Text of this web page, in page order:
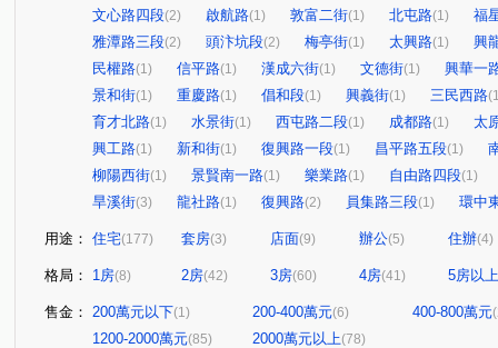
文心路四段(2) 啟航路(1) 敦富二街(1) 北屯路(1)
福
雅潭路三段(2) 頭汴坑段(2) 梅亭街(1) 太興路(1)
興
民權路(1) 信平路(1) 漢成六街(1) 文德街(1)
興華一
景和街(1) 重慶路(1) 倡和段(1) 興義街(1) 三民西路
育才北路(1) 水景街(1) 西屯路二段(1) 成都路(1)
太
興工路(1) 新和街(1) 復興路一段(1) 昌平路五段(1)
柳陽西街(1) 景賢南一路(1) 樂業路(1) 自由路四段(1)
旱溪街(3) 龍社路(1) 復興路(2) 員集路三段(1) 環中
用途： 住宅(177) 套房(3) 店面(9) 辦公(5) 住辦(4)
格局： 1房(8) 2房(42) 3房(60) 4房(41) 5房以上
售金： 200萬元以下(1) 200-400萬元(6) 400-800萬元
1200-2000萬元(85) 2000萬元以上(78)